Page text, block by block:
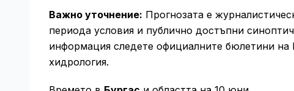
Важно уточнение: Прогнозата е
периода условия и публично достъпни
информация следете официалните бюлетини
хидрология.